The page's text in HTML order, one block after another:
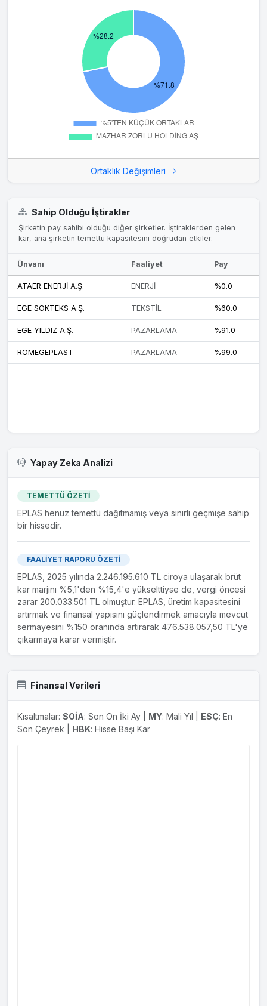
Şirket merkezinde 11.05.2023 tarihinde yapılan Yönetim
Kurulu Toplantısı'nda; şirketin ihtiyaçları doğrultusunda,
Denge Gayrimenkul Değerleme ve Danışmanlık A.Ş.
tarafından hazırlanan 14.04.2023 tarih ve 0041 nolu 4 Adet
Bağımsız Bölüm Değerleme Raporuna istinaden; İstanbul İli,
Kadıköy İlçesi, Kozyatağı Mahalle, 637 Ada, 126 Parselde
yer alan, aşağıda bölüm ve nitelikleri ve vadeli satış
bedelleri belirtilen taşınmazların, BLOK KAT B.B. NO ARSA
Ortaklık Değişimleri
Sahip Olduğu İştirakler
Şirketin pay sahibi olduğu diğer şirketler. İştiraklerden gelen
kar, ana şirketin temettü kapasitesini doğrudan etkiler.
Ünvanı Faaliyet Pay
ATAER ENERJİ A.Ş. ENERJİ %0.0
EGE SÖKTEKS A.Ş. TEKSTİL %60.0
EGE YILDIZ A.Ş. PAZARLAMA %91.0
ROMEGEPLAST PAZARLAMA %99.0
Yapay Zeka Analizi
TEMETTÜ ÖZETİ
EPLAS henüz temettü dağıtmamış veya sınırlı geçmişe sahip
bir hissedir.
FAALİYET RAPORU ÖZETİ
EPLAS, 2025 yılında 2.246.195.610 TL ciroya ulaşarak brüt
kar marjını %5,1'den %15,4'e yükselttiyse de, vergi öncesi
zarar 200.033.501 TL olmuştur. EPLAS, üretim kapasitesini
artırmak ve finansal yapısını güçlendirmek amacıyla mevcut
sermayesini %150 oranında artırarak 476.538.057,50 TL'ye
çıkarmaya karar vermiştir.
Finansal Verileri
Kısaltmalar: SOİA: Son On İki Ay | MY: Mali Yıl | ESÇ: En
Son Çeyrek | HBK: Hisse Başı Kar